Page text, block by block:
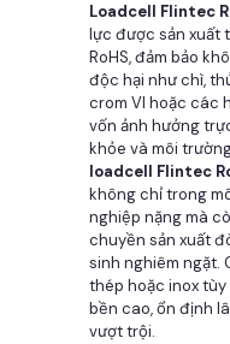
Loadcell Flintec
lực được sản xuất
RoHS, đảm bảo
độc hại như chì,
crom VI hoặc các
vốn ảnh hưởng
khỏe và môi
loadcell Flintec
không chỉ trong
nghiệp nặng mà
chuyền sản xuất
sinh nghiêm ngặt.
thép hoặc inox
bền cao, ổn định
vượt trội.